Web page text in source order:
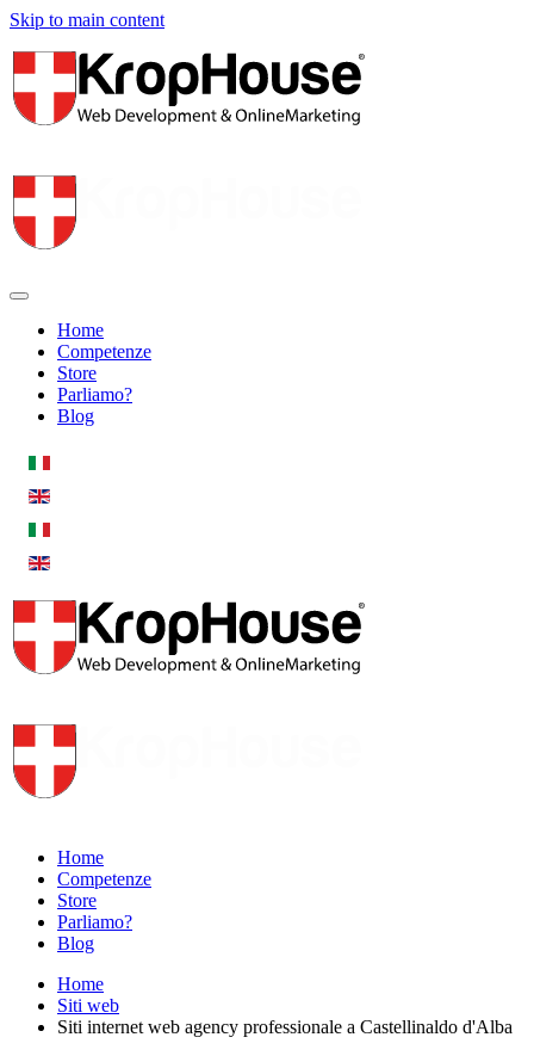
Skip to main content
Home
Competenze
Store
Parliamo?
Blog
Home
Competenze
Store
Parliamo?
Blog
Home
Siti web
Siti internet web agency professionale a Castellinaldo d'Alba